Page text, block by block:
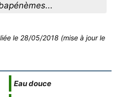
le 28/05/2018 (mise à jour le
Eau douce